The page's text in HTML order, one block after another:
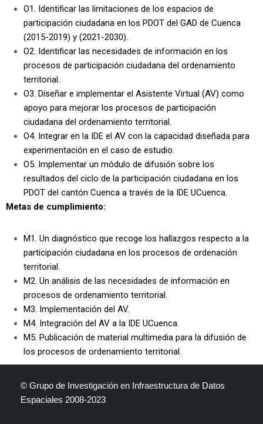
O1. Identificar las limitaciones de los espacios de
participación ciudadana en los PDOT del GAD de Cuenca
(2015-2019) y (2021-2030).
O2. Identificar las necesidades de información en los
procesos de participación ciudadana del ordenamiento
territorial.
O3. Diseñar e implementar el Asistente Virtual (AV) como
apoyo para mejorar los procesos de participación
ciudadana del ordenamiento territorial.
O4. Integrar en la IDE el AV con la capacidad diseñada para
experimentación en el caso de estudio.
O5. Implementar un módulo de difusión sobre los
resultados del ciclo de la participación ciudadana en los
PDOT del cantón Cuenca a través de la IDE UCuenca.
Metas de cumplimiento:
M1. Un diagnóstico que recoge los hallazgos respecto a la
participación ciudadana en los procesos de ordenación
territorial.
M2. Un análisis de las necesidades de información en
procesos de ordenamiento territorial.
M3. Implementación del AV.
M4. Integración del AV a la IDE UCuenca.
M5. Publicación de material multimedia para la difusión de
los procesos de ordenamiento territorial.
© Grupo de Investigación en Infraestructura de Datos
Espaciales 2008-2023